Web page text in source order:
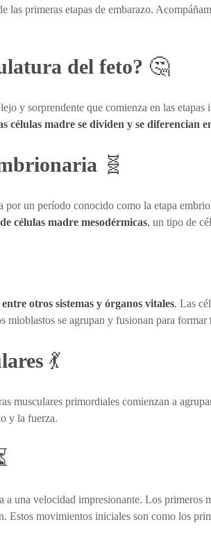
las primeras etapas de embarazo.
del feto? 🤔
y sorprendente que comienza en las
células madre se dividen y se diferencian
🧬
por un período conocido como la etapa
células madre mesodérmicas, un tipo de
otros sistemas y órganos vitales. Las
mioblastos se agrupan y fusionan para formar
💃
musculares primordiales comienzan a
y la fuerza.
a una velocidad impresionante. Los primeros
Estos movimientos iniciales son como los